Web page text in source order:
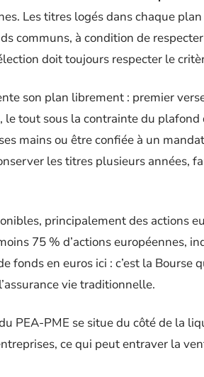
Les titres logés dans chaque
communs, à condition de
doit toujours respecter le
son plan librement : premier
le tout sous la contrainte du
mains ou être confiée à un
les titres plusieurs années,
principalement des actions
75 % d’actions européennes,
fonds en euros ici : c’est la
vie traditionnelle.
PEA-PME se situe du côté de la
ce qui peut entraver la